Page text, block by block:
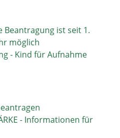
Beantragung ist seit 1.
möglich
- Kind für Aufnahme
- Informationen für